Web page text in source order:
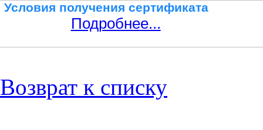
Условия получения сертификата
Подробнее...
Возврат к списку